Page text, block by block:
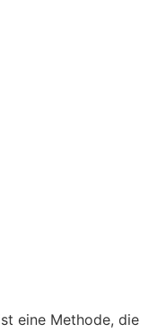
eine Methode, die